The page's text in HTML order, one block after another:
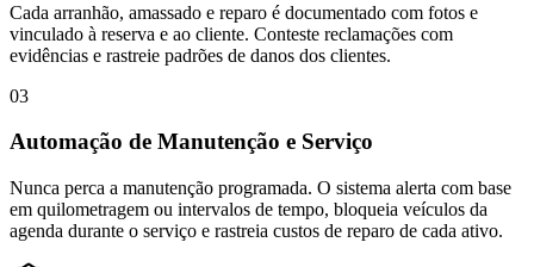
Cada arranhão, amassado e reparo é documentado com fotos e
vinculado à reserva e ao cliente. Conteste reclamações com
evidências e rastreie padrões de danos dos clientes.
03
Automação de Manutenção e Serviço
Nunca perca a manutenção programada. O sistema alerta com base
em quilometragem ou intervalos de tempo, bloqueia veículos da
agenda durante o serviço e rastreia custos de reparo de cada ativo.